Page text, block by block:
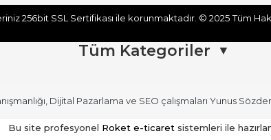
256bit SSL Sertifikası ile korunmaktadır. © 2025Tüm
Tüm Kategoriler ▼
Alt Giyim
Kadın Etek
Elbiseler
Kadın Elbise
Dijital Pazarlama ve SEO çalışmaları Yunus
Bu site profesyonel Roket e-ticaretsistemleri ile